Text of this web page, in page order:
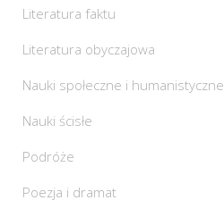
Literatura faktu
Literatura obyczajowa
Nauki społeczne i humanistyczne
Nauki ścisłe
Podróże
Poezja i dramat